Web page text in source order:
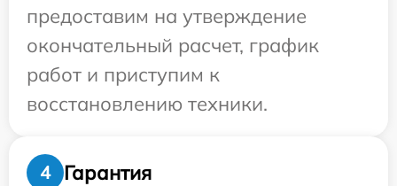
предоставим на утверждение
окончательный расчет, график
работ и приступим к
восстановлению техники.
4
Гарантия